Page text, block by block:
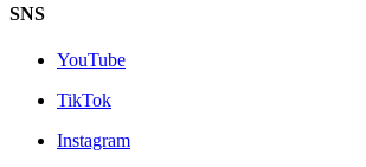
SNS
YouTube
TikTok
Instagram